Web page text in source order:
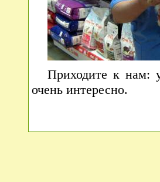
Приходите к нам:
очень интересно.